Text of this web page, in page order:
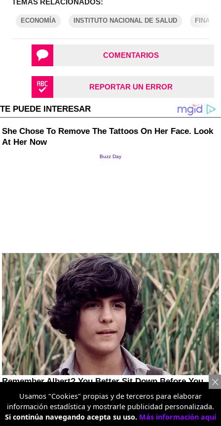
TEMAS RELACIONADOS:
ECONOMÍA INSTITUTO NACIONAL DE SALUD
COMENTARIOS
REPORTAR UN ERROR
Usamos "Cookies" propias y de terceros para elaborar
información estadística y mostrarle publicidad personalizada.
Si continúa navegando acepta su uso. Más información aquí